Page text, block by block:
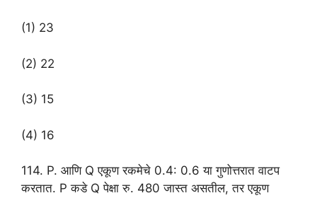
(1) 23
(2) 22
(3) 15
(4) 16
114. P. आणि Q एकूण रकमेचे 0.4: 0.6 या गुणोत्तरात वाटप
करतात. P कडे Q पेक्षा रु. 480 जास्त असतील, तर एकूण